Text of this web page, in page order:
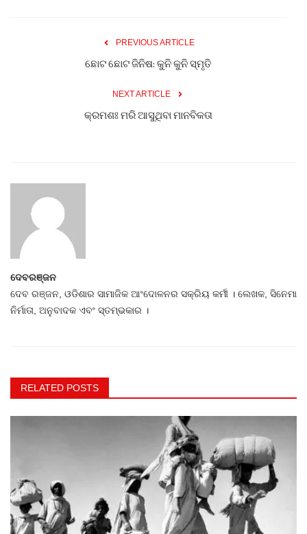
PREVIOUS ARTICLE
ଛୋଟ ଛୋଟ ଜିନିଷ: କୁନି କୁନି ସ୍ମୃତି
NEXT ARTICLE
କ୍ରମଶଃ ମରି ଆସୁଥିବା ମାନବିକତା
ଦେବରଞ୍ଜନ
ଦେବ ରଞ୍ଜନ, ଓଡିଶାର ସାମାଜିକ ଆଂଦୋଳନର ସକ୍ରିୟ କର୍ମୀ । ଲେଖକ, ସିନେମା
ନିର୍ମାତା, ଅନୁବାଦକ ଏବଂ ସ୍ତମ୍ଭକାର ।
RELATED POSTS